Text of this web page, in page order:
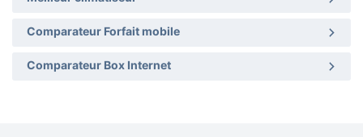
Comparateur Forfait mobile
Comparateur Box Internet